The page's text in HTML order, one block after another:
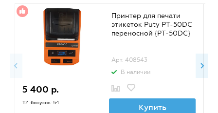
Принтер для печати
этикеток Puty PT-50DC
переносной {PT-50DC}
Арт. 408543
В наличии
5 400 р.
TZ-бонусов: 54 Купить